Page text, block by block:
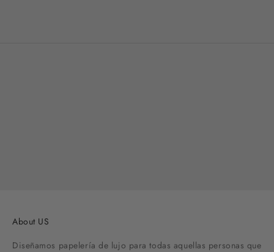
About US
Diseñamos papelería de lujo para todas aquellas personas que